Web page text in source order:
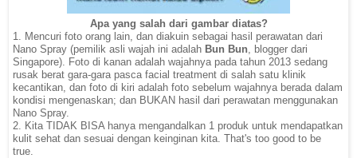
Apa yang salah dari gambar diatas?
1. Mencuri foto orang lain, dan diakuin sebagai hasil perawatan dari
Nano Spray (pemilik asli wajah ini adalah Bun Bun , blogger dari
Singapore). Foto di kanan adalah wajahnya pada tahun 2013 sedang
rusak berat gara-gara pasca facial treatment di salah satu klinik
kecantikan, dan foto di kiri adalah foto sebelum wajahnya berada dalam
kondisi mengenaskan; dan BUKAN hasil dari perawatan menggunakan
Nano Spray.
2. Kita TIDAK BISA hanya mengandalkan 1 produk untuk mendapatkan
kulit sehat dan sesuai dengan keinginan kita. That's too good to be
true.